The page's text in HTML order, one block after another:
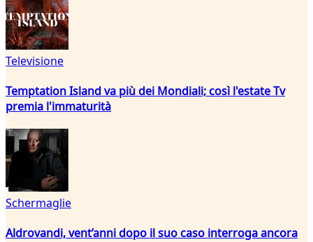
Televisione
Temptation Island va più dei Mondiali; così l'estate Tv
premia l'immaturità
Schermaglie
Aldrovandi, vent’anni dopo il suo caso interroga ancora